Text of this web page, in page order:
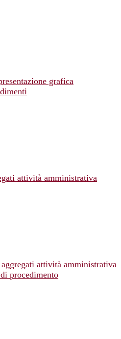
grafica
attività amministrativa
attività amministrativa
procedimento